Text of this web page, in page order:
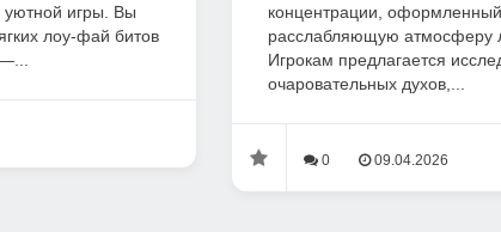
игры. Вы
лоу-фай битов
—...
концентрации,
расслабляющую атмосферу
Игрокам предлагается
очаровательных духов,...
0 09.04.2026